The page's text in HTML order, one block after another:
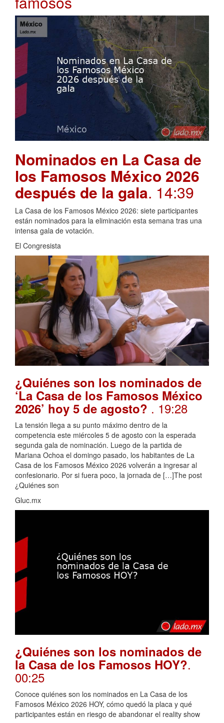
Nominados en La Casa de
los Famosos México 2026
después de la gala. 14:39
La Casa de los Famosos México 2026: siete participantes
están nominados para la eliminación esta semana tras una
intensa gala de votación.
El Congresista
¿Quiénes son los nominados de
‘La Casa de los Famosos México
2026’ hoy 5 de agosto? . 19:28
La tensión llega a su punto máximo dentro de la
competencia este miércoles 5 de agosto con la esperada
segunda gala de nominación. Luego de la partida de
Mariana Ochoa el domingo pasado, los habitantes de La
Casa de los Famosos México 2026 volverán a ingresar al
confesionario. Por si fuera poco, la jornada de […]The post
¿Quiénes son
Gluc.mx
¿Quiénes son los nominados de
la Casa de los Famosos HOY?.
00:25
Conoce quiénes son los nominados en La Casa de los
Famosos México 2026 HOY, cómo quedó la placa y qué
participantes están en riesgo de abandonar el reality show